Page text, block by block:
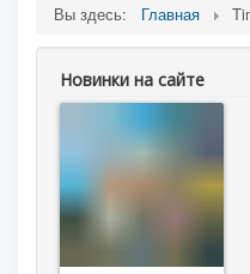
Вы здесь: Главная
Новинки на сайте